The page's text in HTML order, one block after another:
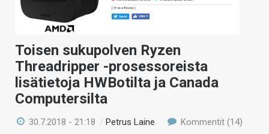
Toisen sukupolven Ryzen
Threadripper -prosessoreista
lisätietoja HWBotilta ja Canada
Computersilta
30.7.2018 - 21:18 /Petrus Laine Kommentit (14)